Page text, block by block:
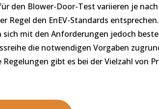
den Blower-Door-Test variieren je
Regel den EnEV-Standards
sich mit den Anforderungen jedoch
die notwendigen Vorgaben
gibt es bei der Vielzahl von